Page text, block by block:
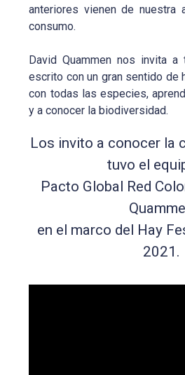
anteriores vienen de nuestra
consumo.
David Quammen nos invita
escrito con un gran sentido de
con todas las especies,
y a conocer la biodiversidad.
Los invito a conocer la
tuvo el
Pacto Global Red
en el marco del Hay
2021.